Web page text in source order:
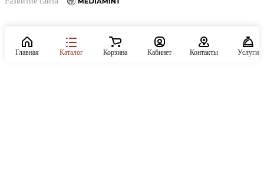
Главная Каталог Корзина Кабинет Контакты Услуги